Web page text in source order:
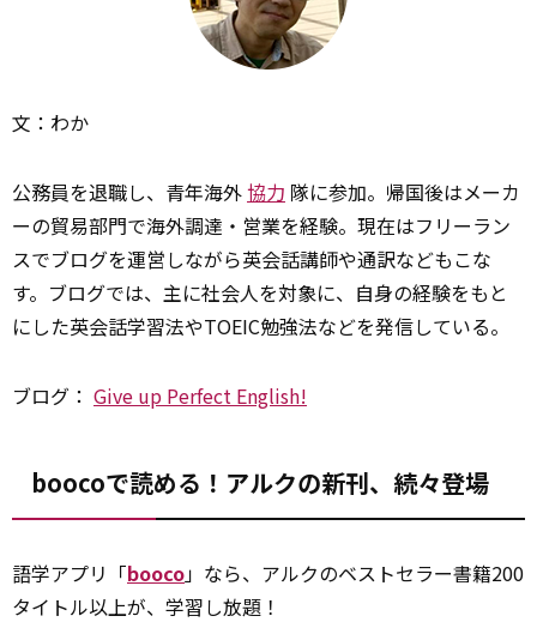
文：わか
公務員を退職し、青年海外協力 隊に参加。帰国後はメーカ
ーの貿易部門で海外調達・営業を経験。現在はフリーラン
スでブログを運営しながら英会話講師や通訳などもこな
す。ブログでは、主に社会人を対象に、自身の経験をもと
にした英会話学習法やTOEIC勉強法などを発信している。
ブログ： Give up Perfect English!
boocoで読める！アルクの新刊、続々登場
語学アプリ「booco」なら、アルクのベストセラー書籍200
タイトル以上が、学習し放題！